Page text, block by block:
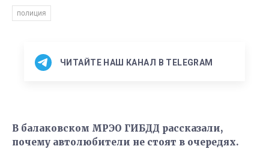
полиция
ЧИТАЙТЕ НАШ КАНАЛ В TELEGRAM
В балаковском МРЭО ГИБДД рассказали,
почему автолюбители не стоят в очередях.